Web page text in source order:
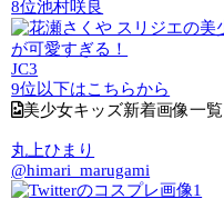
8位池村咲良
JC3
9位以下はこちらから
美少女キッズ新着画像一覧
丸上ひまり
@himari_marugami